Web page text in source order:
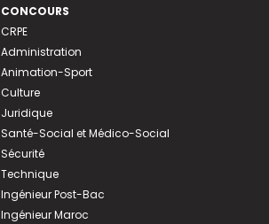
CONCOURS
CRPE
Administration
Animation-Sport
Culture
Juridique
Santé-Social et Médico-Social
Sécurité
Technique
Ingénieur Post-Bac
Ingénieur Maroc